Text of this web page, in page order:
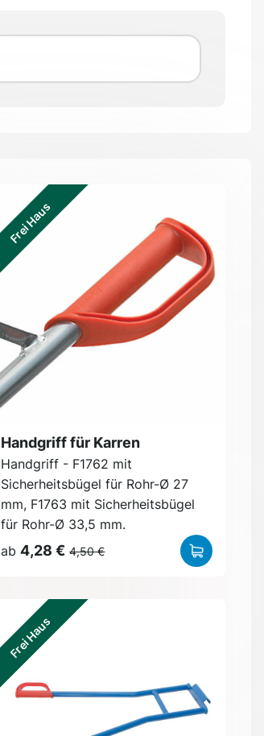
Frei Haus
Handgriff für Karren
Handgriff - F1762 mit
Sicherheitsbügel für Rohr-Ø 27
mm, F1763 mit Sicherheitsbügel
für Rohr-Ø 33,5 mm.
ab4,28 € 4,50 €
Frei Haus